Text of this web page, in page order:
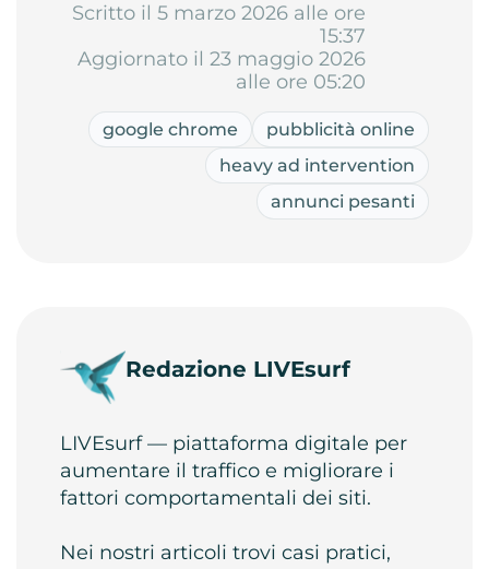
Scritto il 5 marzo 2026 alle ore
15:37
Aggiornato il 23 maggio 2026
alle ore 05:20
google chrome
pubblicità online
heavy ad intervention
annunci pesanti
Redazione LIVEsurf
LIVEsurf — piattaforma digitale per
aumentare il traffico e migliorare i
fattori comportamentali dei siti.
Nei nostri articoli trovi casi pratici,